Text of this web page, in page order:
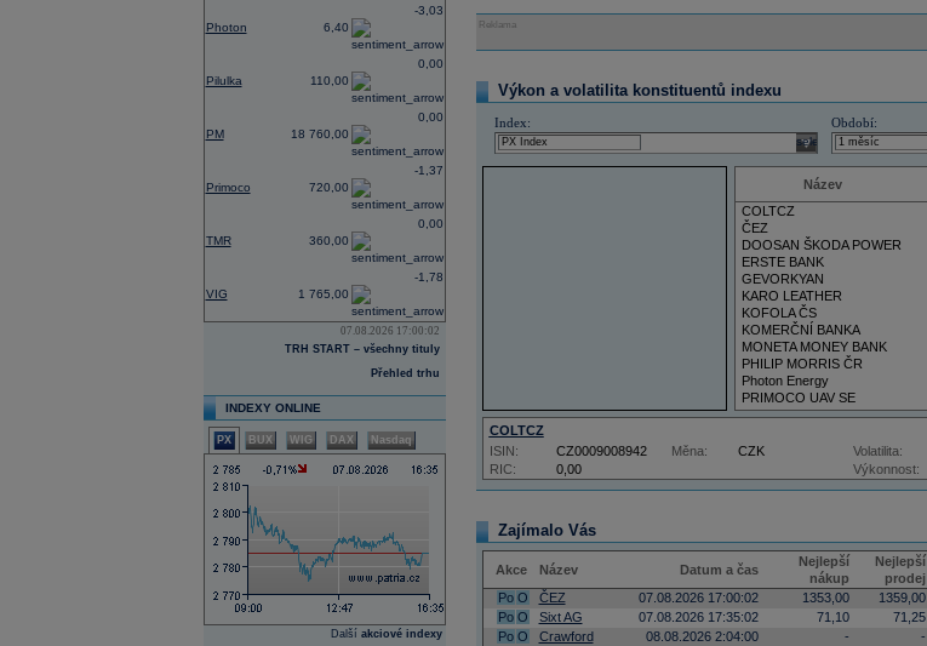
Photon 6,40
-3,03
Pilulka 110,00
0,00
PM 18 760,00
0,00
Primoco 720,00
-1,37
TMR 360,00
0,00
VIG 1 765,00
-1,78
07.08.2026 17:00:02
TRH START – všechny tituly
Přehled trhu
INDEXY ONLINE
PX BUX WIG DAX Nasdaq
Další akciové indexy
Reklama
Výkon a volatilita konstituentů indexu
Index:
select
Období:
Název
COLTCZ
ČEZ
DOOSAN ŠKODA POWER
ERSTE BANK
GEVORKYAN
KARO LEATHER
KOFOLA ČS
KOMERČNÍ BANKA
MONETA MONEY BANK
PHILIP MORRIS ČR
Photon Energy
PRIMOCO UAV SE
VIG
COLTCZ
RIC: 0,00
ISIN: CZ0009008942 Měna: CZK Volatilita:
Výkonnost:
Zajímalo Vás
Akce Název Datum a čas
Nejlepší
nákup
Nejlepší
prodej
Po O ČEZ 07.08.2026 17:00:02 1353,00 1359,00
Po O Sixt AG 07.08.2026 17:35:02 71,10 71,25
Po O Crawford 08.08.2026 2:04:00 - -